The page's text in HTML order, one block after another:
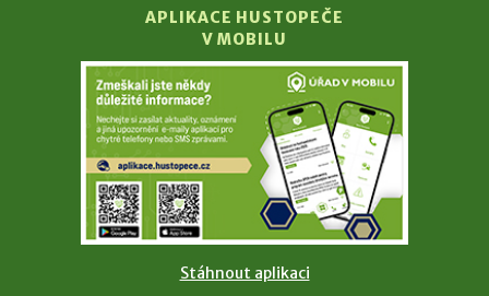
APLIKACE HUSTOPEČE
V MOBILU
Stáhnout aplikaci